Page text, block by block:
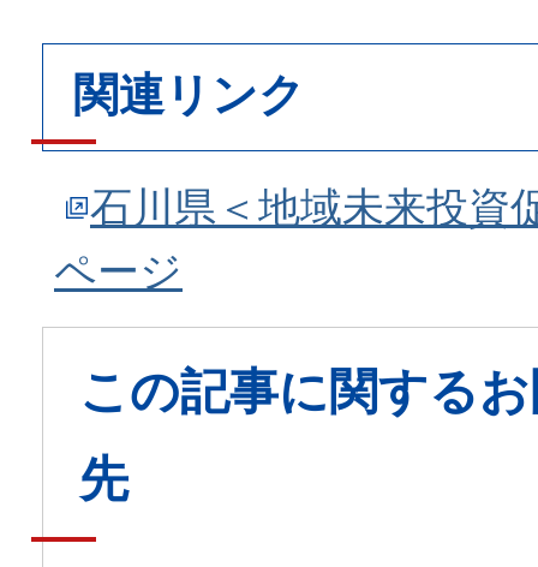
関連リンク
石川県＜地域未来投資
ページ
この記事に関する
先